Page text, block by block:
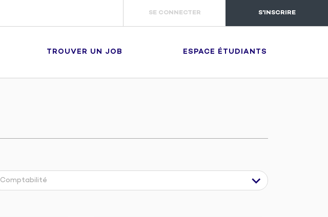
SE CONNECTER S'INSCRIRE
TROUVER UN JOB ESPACE ÉTUDIANTS
Comptabilité